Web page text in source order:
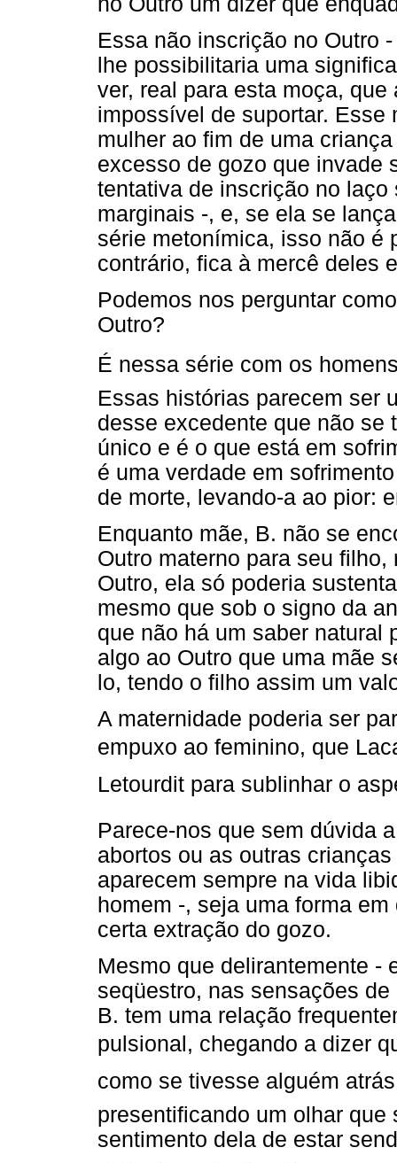
Essa não inscrição no Outro
lhe possibilitaria uma
ver, real para esta moça,
impossível de suportar.
mulher ao fim de uma
excesso de gozo que invade
tentativa de inscrição no
marginais -, e, se ela se
série metonímica, isso não é
contrário, fica à mercê deles
Podemos nos perguntar
Outro?
É nessa série com os
Essas histórias parecem ser
desse excedente que não se
único e é o que está em
é uma verdade em
de morte, levando-a ao pior:
Enquanto mãe, B. não se
Outro materno para seu
Outro, ela só poderia
mesmo que sob o signo da
que não há um saber natural
algo ao Outro que uma mãe
lo, tendo o filho assim um
A maternidade poderia ser
empuxo ao feminino, que
Letourdit para sublinhar o
Parece-nos que sem dúvida
abortos ou as outras
aparecem sempre na vida
homem -, seja uma forma
certa extração do gozo.
Mesmo que delirantemente -
seqüestro, nas sensações
B. tem uma relação
pulsional, chegando a dizer
como se tivesse alguém
presentificando um olhar
sentimento dela de estar